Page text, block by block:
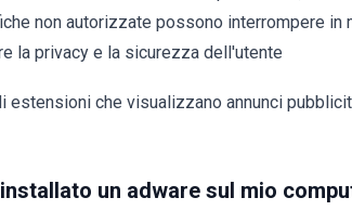
non autorizzate possono interrompere
la privacy e la sicurezza dell'utente
estensioni che visualizzano annunci
un adware sul mio